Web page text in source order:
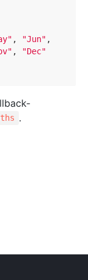
, "Jun" ,
,
"Dec"
.